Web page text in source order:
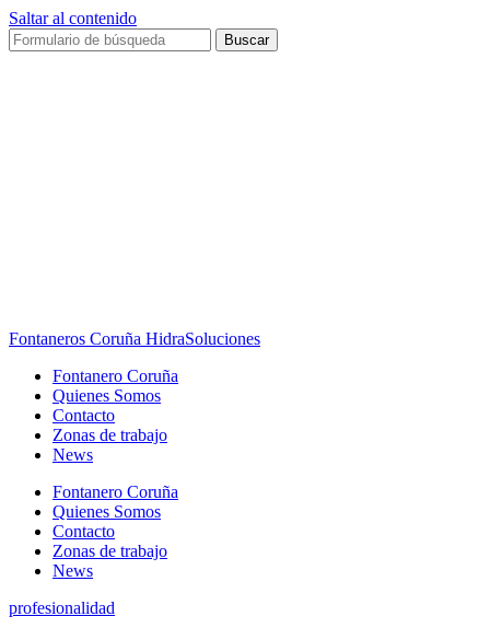
Saltar al contenido
Buscar
Fontaneros Coruña HidraSoluciones
Fontanero Coruña
Quienes Somos
Contacto
Zonas de trabajo
News
Fontanero Coruña
Quienes Somos
Contacto
Zonas de trabajo
News
profesionalidad